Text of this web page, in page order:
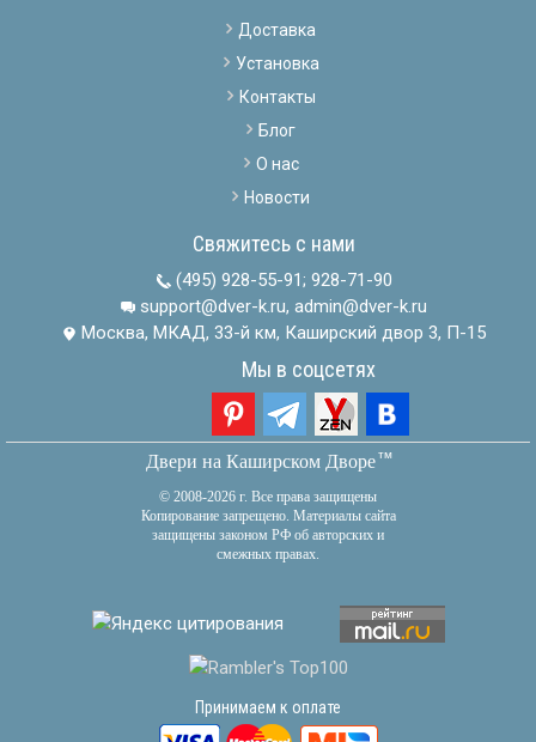
Доставка
Установка
Контакты
Блог
О нас
Новости
Свяжитесь с нами
(495) 928-55-91; 928-71-90
support@dver-k.ru, admin@dver-k.ru
Москва, МКАД, 33-й км, Каширский двор 3, П-15
Мы в соцсетях
Двери на Каширском Дворетм
© 2008-2026 г. Все права защищены
Копирование запрещено. Материалы сайта
защищены законом РФ об авторских и
смежных правах.
Принимаем к оплате